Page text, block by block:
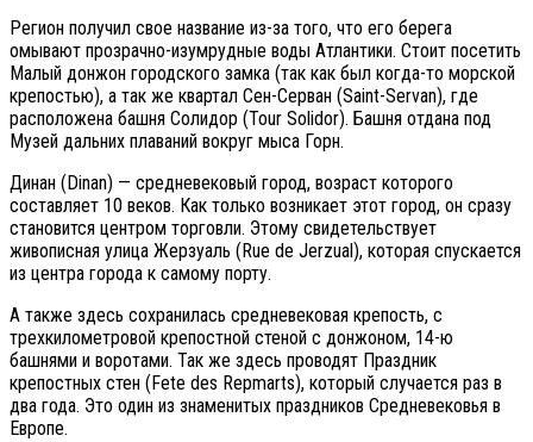
Регион получил свое название из-за того, что его берега
омывают прозрачно-изумрудные воды Атлантики. Стоит посетить
Малый донжон городского замка (так как был когда-то морской
крепостью), а так же квартал Сен-Серван (Sаint-Sеrvаn), где
расположена башня Солидор (Тоur Sоlidоr). Башня отдана под
Музей дальних плаваний вокруг мыса Горн.
Динан (Dinаn) — средневековый город, возраст которого
составляет 10 веков. Как только возникает этот город, он сразу
становится центром торговли. Этому свидетельствует
живописная улица Жерзyаль (Ruе dе Jеrzuаl), которая спускается
из центра города к самому порту.
А также здесь сохранилась средневековая крепость, с
трехкилометровой крепостной стеной с донжоном, 14-ю
башнями и воротами. Так же здесь проводят Праздник
крепостных стен (Fetе dеs Rерmаrts), который случается раз в
два года. Это один из знаменитых праздников Средневековья в
Европе.